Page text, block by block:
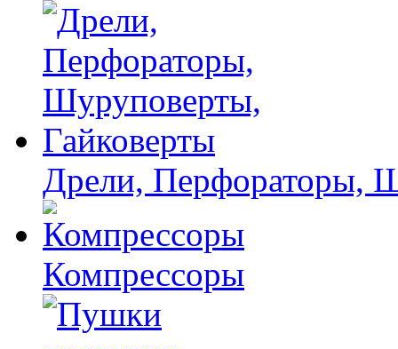
Дрели, Перфораторы,
Компрессоры